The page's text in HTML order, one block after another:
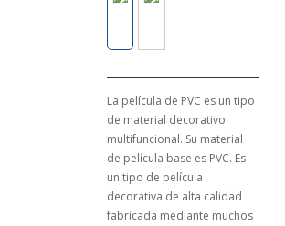
La película de PVC es un tipo
de material decorativo
multifuncional. Su material
de película base es PVC. Es
un tipo de película
decorativa de alta calidad
fabricada mediante muchos